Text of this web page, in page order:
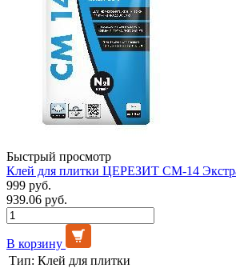
Быстрый просмотр
Клей для плитки ЦЕРЕЗИТ СМ-14
999 руб.
939.06 руб.
В корзину
Тип: Клей для плитки